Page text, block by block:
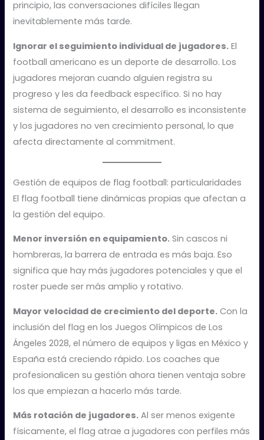
principio, las conversaciones difíciles llegan
inevitablemente más tarde.
Ignorar el seguimiento individual de jugadores. El
football americano es un deporte de desarrollo. Los
jugadores mejoran cuando alguien registra su
progreso y les da feedback específico. Si no hay
sistema de seguimiento, el desarrollo es inconsistente
y los jugadores no ven crecimiento personal, lo que
afecta directamente al commitment.
Gestión de equipos de flag football: particularidades
El flag football tiene dinámicas propias que afectan a
la gestión del equipo.
Menor inversión en equipamiento. Sin cascos ni
hombreras, la barrera de entrada es más baja. Eso
significa que hay más jugadores potenciales y que el
roster puede ser más amplio y rotativo.
Mayor velocidad de crecimiento del deporte. Con la
inclusión del flag en los Juegos Olímpicos de Los
Ángeles 2028, el número de equipos y ligas en México y
España está creciendo rápido. Los coaches que
profesionalicen su gestión ahora tienen ventaja sobre
los que empiezan a hacerlo más tarde.
Más rotación de jugadores. Al ser menos exigente
físicamente, el flag atrae a jugadores con perfiles más